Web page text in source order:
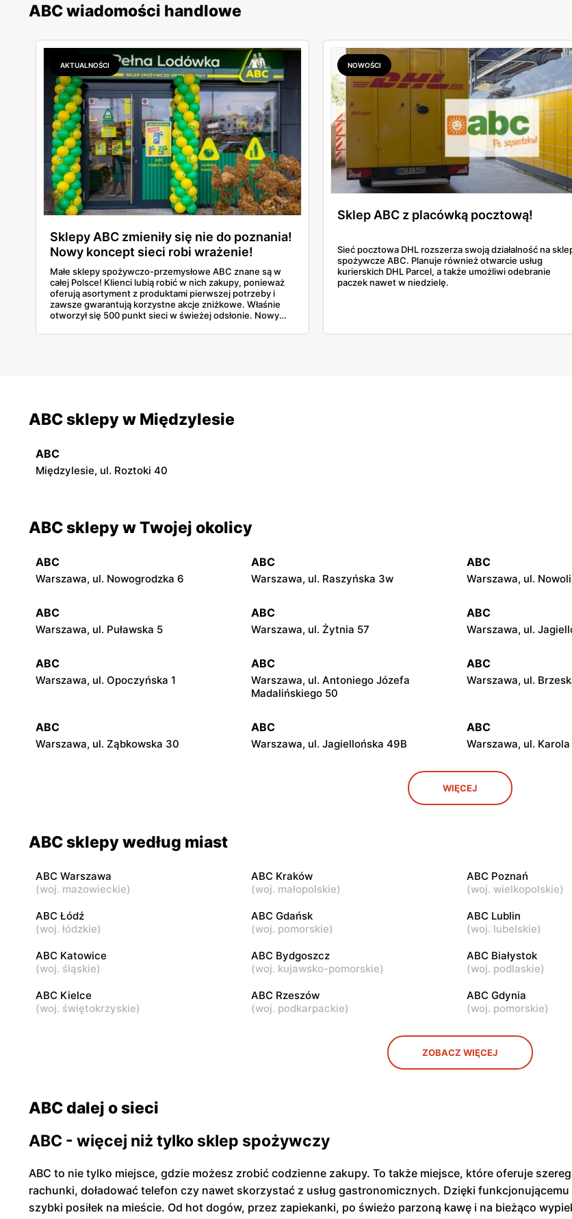
ABC wiadomości handlowe
AKTUALNOŚCI
Sklepy ABC zmieniły się nie do poznania!
Nowy koncept sieci robi wrażenie!
Małe sklepy spożywczo-przemysłowe ABC znane są w
całej Polsce! Klienci lubią robić w nich zakupy, ponieważ
oferują asortyment z produktami pierwszej potrzeby i
zawsze gwarantują korzystne akcje zniżkowe. Właśnie
otworzył się 500 punkt sieci w świeżej odsłonie. Nowy
więcej!
NOWOŚCI
Sklep ABC z placówką pocztową!
Sieć pocztowa DHL rozszerza swoją działalność na
spożywcze ABC. Planuje również otwarcie usług
kurierskich DHL Parcel, a także umożliwi odebranie
paczek nawet w niedzielę.
ABC sklepy w Międzylesie
ABC
Międzylesie, ul. Roztoki 40
ABC sklepy w Twojej okolicy
ABC
Warszawa, ul. Nowogrodzka 6
ABC
Warszawa, ul. Raszyńska 3w
ABC
Warszawa, ul.
ABC
Warszawa, ul. Puławska 5
ABC
Warszawa, ul. Żytnia 57
ABC
Warszawa, ul.
ABC
Warszawa, ul. Opoczyńska 1
ABC
Warszawa, ul. Antoniego Józefa
Madalińskiego 50
ABC
Warszawa, ul.
ABC
Warszawa, ul. Ząbkowska 30
ABC
Warszawa, ul. Jagiellońska 49B
ABC
Warszawa, ul.
Warszawa, ul.
Warszawa, ul. Kowieńska 20
ABC
Warszawa, ul. Staniewicka 24
ABC
Warszawa, ul. Ludwika Kickiego 12
ABC
Warszawa, ul.
ABC ABC ABC
WIĘCEJ
ABC sklepy według miast
ABC Warszawa
(woj. mazowieckie)
ABC Kraków
(woj. małopolskie)
ABC Poznań
(woj. wielkopolskie)
ABC Łódź
(woj. łódzkie)
ABC Gdańsk
(woj. pomorskie)
ABC Lublin
(woj. lubelskie)
ABC Katowice
(woj. śląskie)
ABC Bydgoszcz
(woj. kujawsko-pomorskie)
ABC Białystok
(woj. podlaskie)
ABC Kielce
(woj. świętokrzyskie)
ABC Rzeszów
(woj. podkarpackie)
ABC Gdynia
(woj. pomorskie)
ZOBACZ WIĘCEJ
ABC dalej o sieci
ABC - więcej niż tylko sklep spożywczy
ABC to nie tylko miejsce, gdzie możesz zrobić codzienne zakupy. To także miejsce, które oferuje
rachunki, doładować telefon czy nawet skorzystać z usług gastronomicznych. Dzięki
szybki posiłek na mieście. Od hot dogów, przez zapiekanki, po świeżo parzoną kawę i na bieżąco